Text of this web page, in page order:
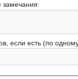
замечания:
если есть (по